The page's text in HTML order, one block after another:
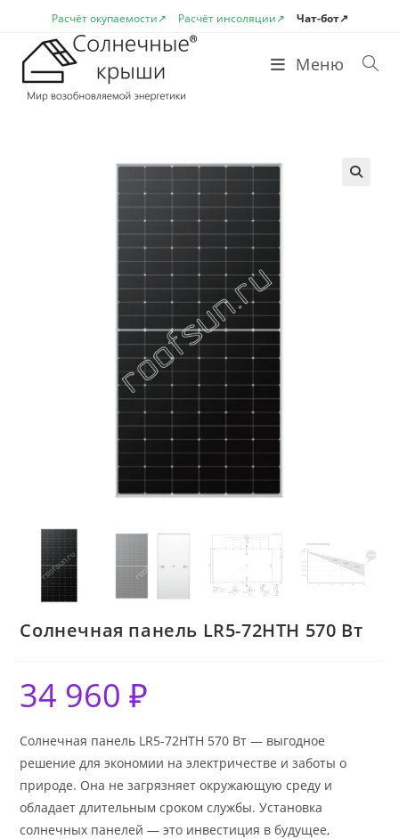
содержимому
Расчёт окупаемости↗ Расчёт инсоляции↗ Чат-бот↗
Меню
Солнечная панель LR5-72HTH 570 Вт
34 960₽
Солнечная панель LR5-72HTH 570 Вт — выгодное
решение для экономии на электричестве и заботы о
природе. Она не загрязняет окружающую среду и
обладает длительным сроком службы. Установка
солнечных панелей — это инвестиция в будущее,